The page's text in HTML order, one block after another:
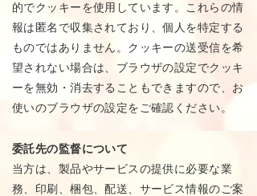
的でクッキーを使用しています。これらの情
報は匿名で収集されており、個人を特定する
ものではありません。クッキーの送受信を希
望されない場合は、ブラウザの設定でクッキ
ーを無効・消去することもできますので、お
使いのブラウザの設定をご確認ください。
委託先の監督について
当方は、製品やサービスの提供に必要な業
務、印刷、梱包、配送、サービス情報のご案